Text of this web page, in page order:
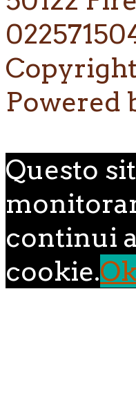
Powered
Questo
continui
cookie.